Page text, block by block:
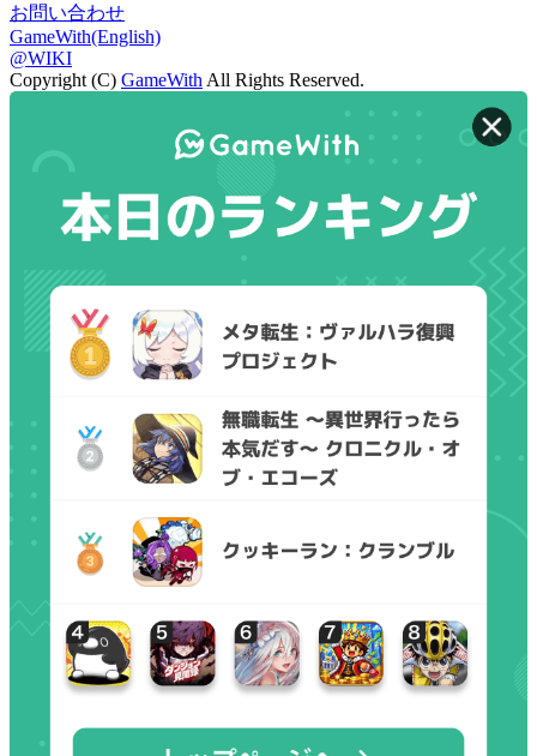
お問い合わせ
GameWith(English)
@WIKI
Copyright (C) GameWith All Rights Reserved.